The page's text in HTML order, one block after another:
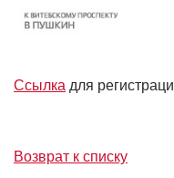
Ссылка для
Возврат к списку